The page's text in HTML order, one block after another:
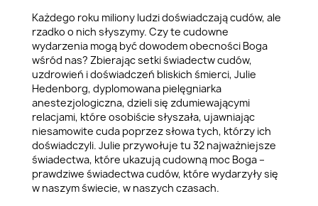
Każdego roku miliony ludzi doświadczają cudów, ale
rzadko o nich słyszymy. Czy te cudowne
wydarzenia mogą być dowodem obecności Boga
wśród nas? Zbierając setki świadectw cudów,
uzdrowień i doświadczeń bliskich śmierci, Julie
Hedenborg, dyplomowana pielęgniarka
anestezjologiczna, dzieli się zdumiewającymi
relacjami, które osobiście słyszała, ujawniając
niesamowite cuda poprzez słowa tych, którzy ich
doświadczyli. Julie przywołuje tu 32 najważniejsze
świadectwa, które ukazują cudowną moc Boga –
prawdziwe świadectwa cudów, które wydarzyły się
w naszym świecie, w naszych czasach.